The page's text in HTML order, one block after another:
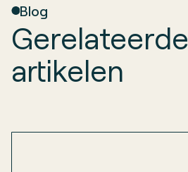
Blog
Gerelateerde
artikelen